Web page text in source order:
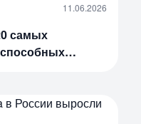
11.06.2026
самых